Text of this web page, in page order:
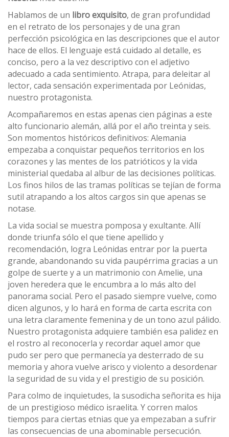
Hablamos de un libro exquisito, de gran profundidad
en el retrato de los personajes y de una gran
perfección psicológica en las descripciones que el autor
hace de ellos. El lenguaje está cuidado al detalle, es
conciso, pero a la vez descriptivo con el adjetivo
adecuado a cada sentimiento. Atrapa, para deleitar al
lector, cada sensación experimentada por Leónidas,
nuestro protagonista.
Acompañaremos en estas apenas cien páginas a este
alto funcionario alemán, allá por el año treinta y seis.
Son momentos históricos definitivos: Alemania
empezaba a conquistar pequeños territorios en los
corazones y las mentes de los patrióticos y la vida
ministerial quedaba al albur de las decisiones políticas.
Los finos hilos de las tramas políticas se tejían de forma
sutil atrapando a los altos cargos sin que apenas se
notase.
La vida social se muestra pomposa y exultante. Allí
donde triunfa sólo el que tiene apellido y
recomendación, logra Leónidas entrar por la puerta
grande, abandonando su vida paupérrima gracias a un
golpe de suerte y a un matrimonio con Amelie, una
joven heredera que le encumbra a lo más alto del
panorama social. Pero el pasado siempre vuelve, como
dicen algunos, y lo hará en forma de carta escrita con
una letra claramente femenina y de un tono azul pálido.
Nuestro protagonista adquiere también esa palidez en
el rostro al reconocerla y recordar aquel amor que
pudo ser pero que permanecía ya desterrado de su
memoria y ahora vuelve arisco y violento a desordenar
la seguridad de su vida y el prestigio de su posición.
Para colmo de inquietudes, la susodicha señorita es hija
de un prestigioso médico israelita. Y corren malos
tiempos para ciertas etnias que ya empezaban a sufrir
las consecuencias de una abominable persecución.